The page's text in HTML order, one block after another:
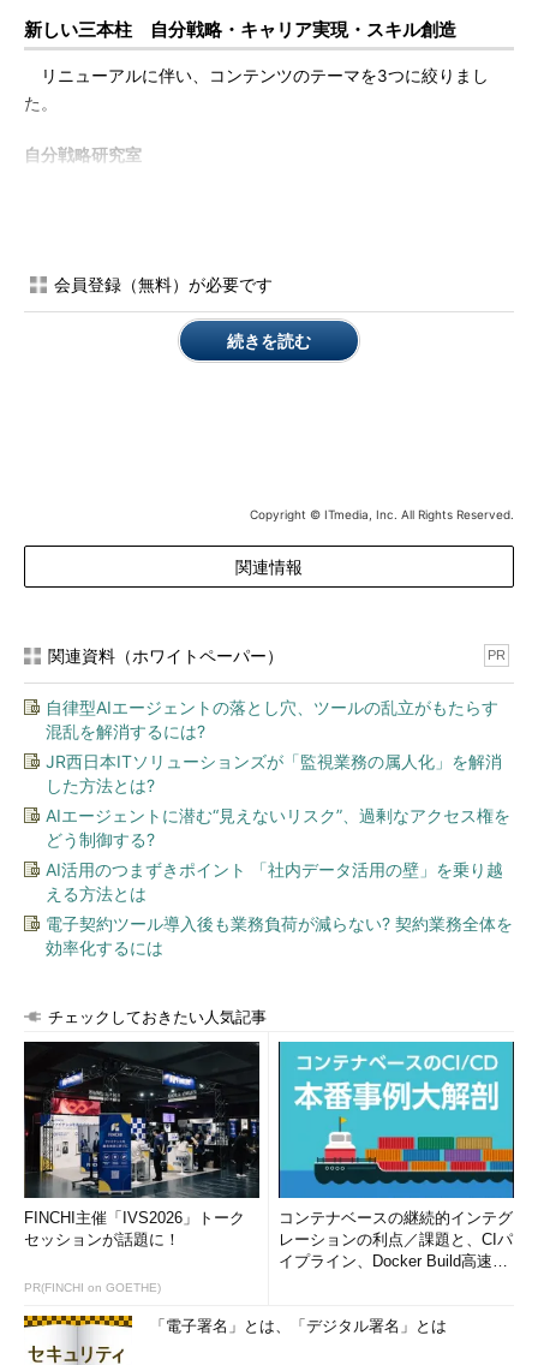
新しい三本柱 自分戦略・キャリア実現・スキル創造
リニューアルに伴い、コンテンツのテーマを3つに絞りまし
た。
自分戦略研究室
「エンジニア、起業のススメ」、プロ野球選手 松井稼頭央さん
など、苦難を乗り越えてチャンスをつかんだ方々へのインタビュ
転機をチャンスに変えた瞬間」などの連載記事を掲載して
ーナーです。ヘッドハンター歴20年、多くの“大物”の転職を支援
してきたベテランハンターによるヘッドハンター丸山の「いつ
などが連載中です。2月4日からは、
スキル創造研究室
テクノロジスキルのみならず、会計、語学など、これからのIT
エキスパートに必要なスキルに関連する情報をお届けするコーナ
ーです。かわいいイラストで会計用語を学べる「お茶でも飲みな
がら会計入門」や、「It's in the specifications.＝これは仕様で
す」などの超実用的な英語フレーズを紹介する「 ITエンジニアの
ための業務でサクッと使える英語Tips
＠IT自分戦略研究所は、ほぼ毎日新着記事をお届けします。新
着情報はFacebookページや公式Twitterでもお知らせしておりま
すので、こちらもチェックしてください。
トップページやデザインも一新し、今後もITエキスパートの成
究所をよろしくお願いいたします。
会員登録（無料）が必要です
続きを読む
Copyright © ITmedia, Inc. All Rights Reserved.
関連情報
関連資料（ホワイトペーパー） PR
自律型AIエージェントの落とし穴、ツールの乱立がもたらす
混乱を解消するには?
JR西日本ITソリューションズが「監視業務の属人化」を解消
した方法とは?
AIエージェントに潜む“見えないリスク”、過剰なアクセス権を
どう制御する?
AI活用のつまずきポイント 「社内データ活用の壁」を乗り越
える方法とは
電子契約ツール導入後も業務負荷が減らない? 契約業務全体を
効率化するには
チェックしておきたい人気記事
FINCHI主催「IVS2026」トーク
セッションが話題に！
PR(FINCHI on GOETHE)
コンテナベースの継続的インテグ
レーションの利点／課題と、CIパ
イプライン、Docker Build高速化
「電子署名」とは、「デジタル署名」とは